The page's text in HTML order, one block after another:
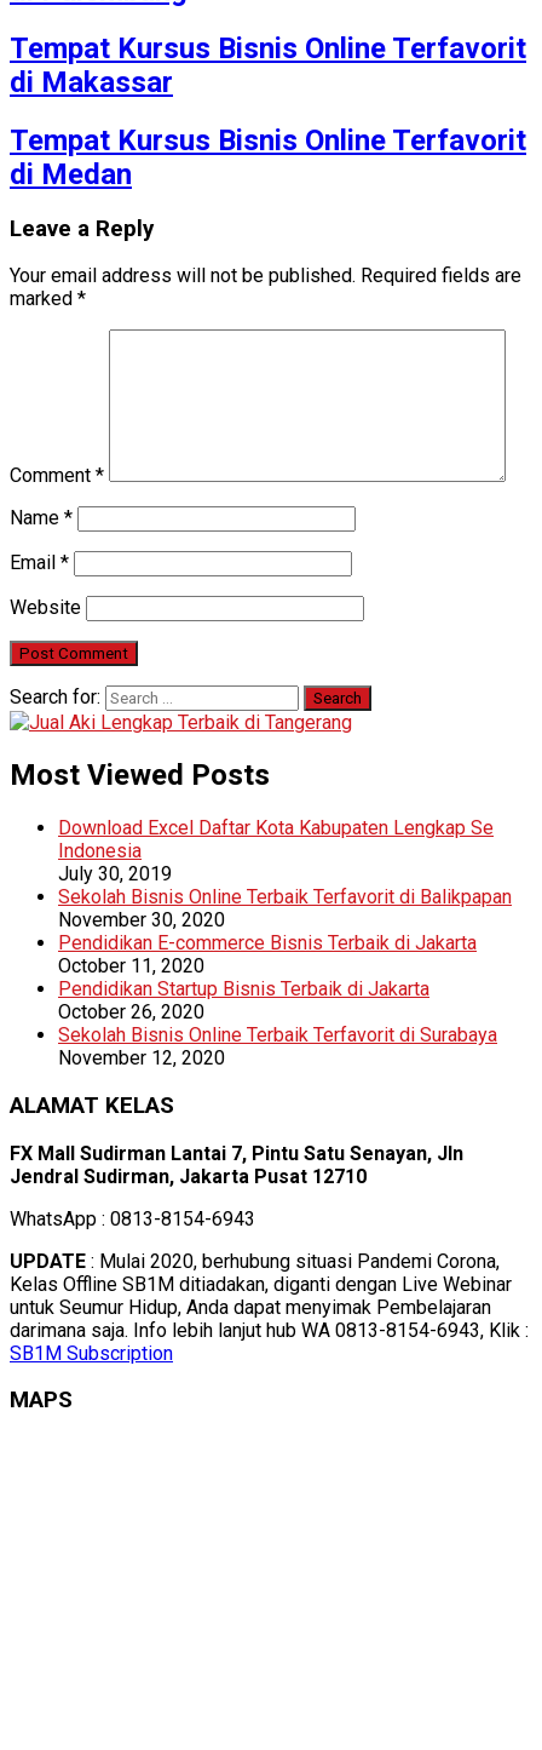
Tempat Kursus Bisnis Online Terfavorit
di Makassar
Tempat Kursus Bisnis Online Terfavorit
di Medan
Leave a Reply
Your email address will not be published. Required fields are
marked *
Comment *
Name *
Email *
Website
Search for:
Most Viewed Posts
Download Excel Daftar Kota Kabupaten Lengkap Se
Indonesia
July 30, 2019
Sekolah Bisnis Online Terbaik Terfavorit di Balikpapan
November 30, 2020
Pendidikan E-commerce Bisnis Terbaik di Jakarta
October 11, 2020
Pendidikan Startup Bisnis Terbaik di Jakarta
October 26, 2020
Sekolah Bisnis Online Terbaik Terfavorit di Surabaya
November 12, 2020
ALAMAT KELAS
FX Mall Sudirman Lantai 7, Pintu Satu Senayan, Jln
Jendral Sudirman, Jakarta Pusat 12710
WhatsApp : 0813-8154-6943
UPDATE : Mulai 2020, berhubung situasi Pandemi Corona,
Kelas Offline SB1M ditiadakan, diganti dengan Live Webinar
untuk Seumur Hidup, Anda dapat menyimak Pembelajaran
darimana saja. Info lebih lanjut hub WA 0813-8154-6943, Klik :
SB1M Subscription
MAPS